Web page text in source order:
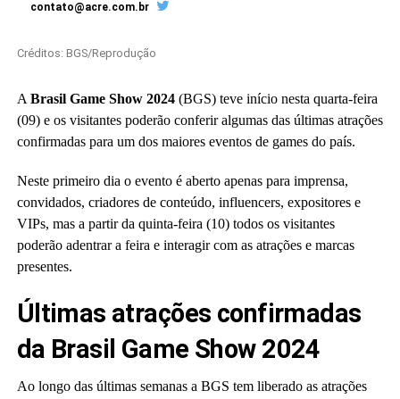
contato@acre.com.br
Créditos: BGS/Reprodução
A Brasil Game Show 2024 (BGS) teve início nesta quarta-feira
(09) e os visitantes poderão conferir algumas das últimas atrações
confirmadas para um dos maiores eventos de games do país.
Neste primeiro dia o evento é aberto apenas para imprensa,
convidados, criadores de conteúdo, influencers, expositores e
VIPs, mas a partir da quinta-feira (10) todos os visitantes
poderão adentrar a feira e interagir com as atrações e marcas
presentes.
Últimas atrações confirmadas
da Brasil Game Show 2024
Ao longo das últimas semanas a BGS tem liberado as atrações